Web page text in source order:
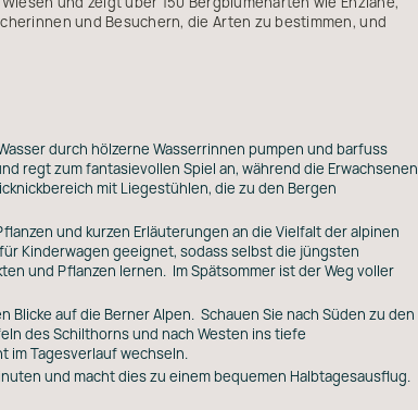
und Besuchern, die Arten zu bestimmen, und
durch hölzerne Wasserrinnen pumpen und barfuss
regt zum fantasievollen Spiel an, während die Erwachsenen
mit Liegestühlen, die zu den Bergen
und kurzen Erläuterungen an die Vielfalt der alpinen
Kinderwagen geeignet, sodass selbst die jüngsten
und Pflanzen lernen. Im Spätsommer ist der Weg voller
auf die Berner Alpen. Schauen Sie nach Süden zu den
des Schilthorns und nach Westen ins tiefe
im Tagesverlauf wechseln.
und macht dies zu einem bequemen Halbtagesausflug.